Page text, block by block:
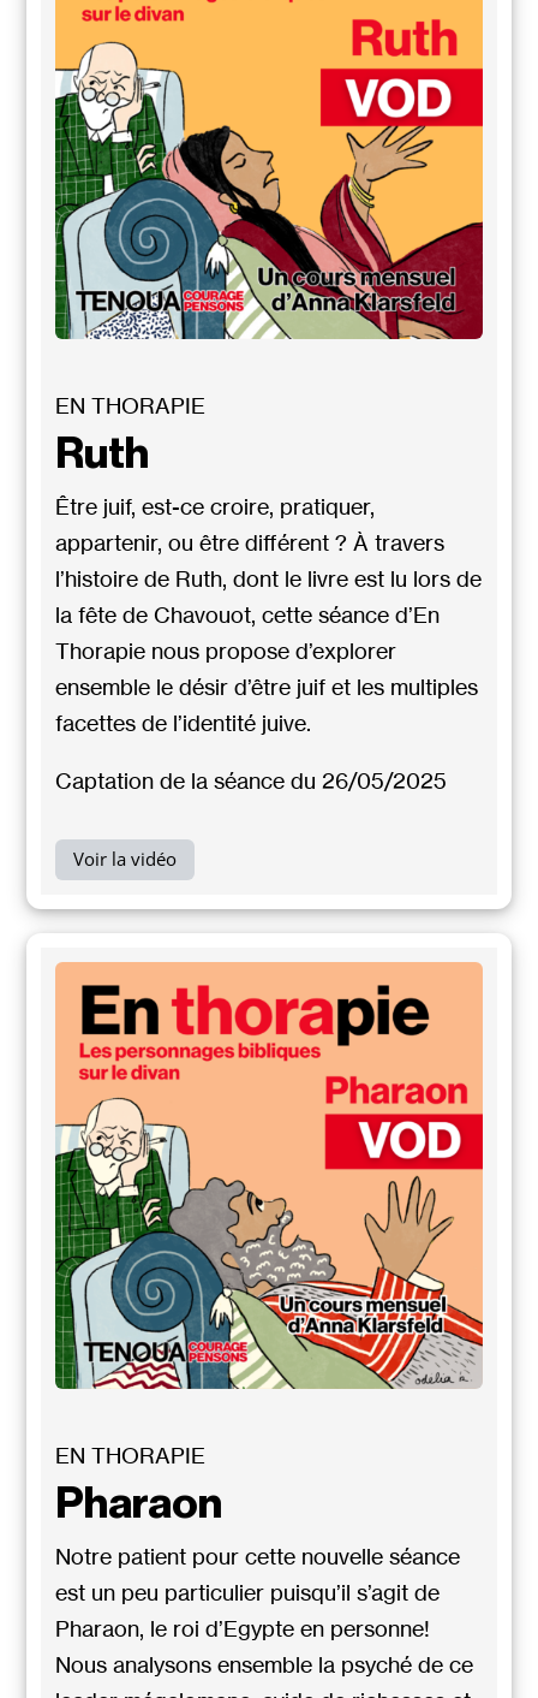
EN THORAPIE
Ruth
Être juif, est-ce croire, pratiquer,
appartenir, ou être différent ? À travers
l’histoire de Ruth, dont le livre est lu lors de
la fête de Chavouot, cette séance d’En
Thorapie nous propose d’explorer
ensemble le désir d’être juif et les multiples
facettes de l’identité juive.
Captation de la séance du 26/05/2025
Voir la vidéo
EN THORAPIE
Pharaon
Notre patient pour cette nouvelle séance
est un peu particulier puisqu’il s’agit de
Pharaon, le roi d’Egypte en personne!
Nous analysons ensemble la psyché de ce